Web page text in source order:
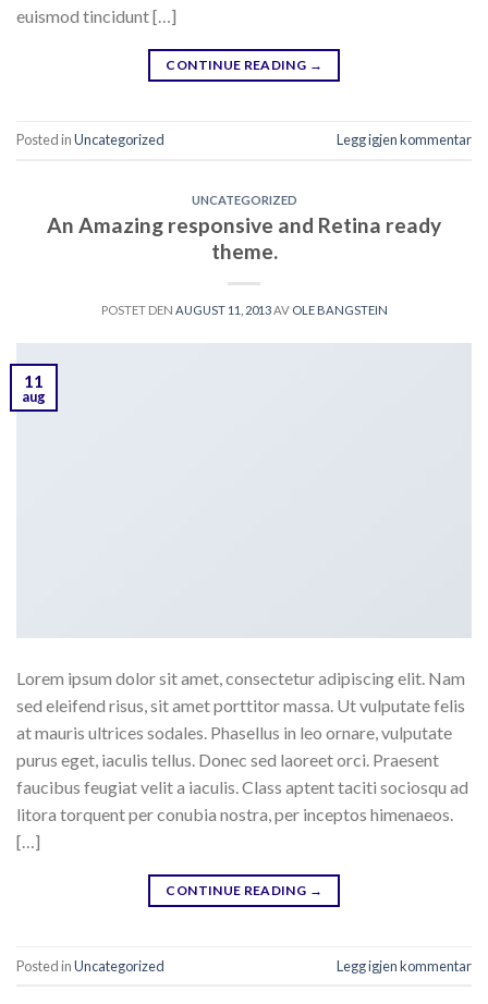
euismod tincidunt […]
CONTINUE READING →
Posted inUncategorized Legg igjen kommentar
UNCATEGORIZED
An Amazing responsive and Retina ready
theme.
POSTET DEN AUGUST 11, 2013AV OLE BANGSTEIN
11
aug
Lorem ipsum dolor sit amet, consectetur adipiscing elit. Nam
sed eleifend risus, sit amet porttitor massa. Ut vulputate felis
at mauris ultrices sodales. Phasellus in leo ornare, vulputate
purus eget, iaculis tellus. Donec sed laoreet orci. Praesent
faucibus feugiat velit a iaculis. Class aptent taciti sociosqu ad
litora torquent per conubia nostra, per inceptos himenaeos.
[…]
CONTINUE READING →
Posted inUncategorized Legg igjen kommentar